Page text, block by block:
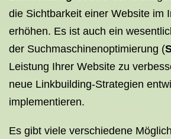
die Sichtbarkeit einer Website im
erhöhen. Es ist auch ein
der Suchmaschinenoptimierung (
Leistung Ihrer Website zu
neue Linkbuilding-Strategien
implementieren.
Es gibt viele verschiedene